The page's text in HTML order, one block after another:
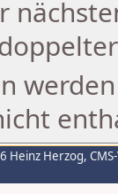
Heinz Herzog,